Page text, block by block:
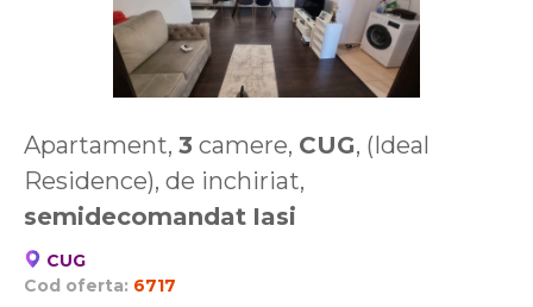
Apartament, 3 camere, CUG, (Ideal
Residence), de inchiriat,
semidecomandat Iasi
CUG
Cod oferta: 6717